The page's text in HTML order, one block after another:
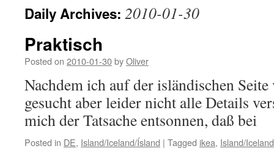
Daily Archives: 2010-01-30
Praktisch
Posted on 2010-01-30byOliver
Nachdem ich auf der isländischen
gesucht aber leider nicht alle Details
mich der Tatsache entsonnen, daß bei
Posted in DE, Island/Iceland/Ísland | Tagged ikea, Island/